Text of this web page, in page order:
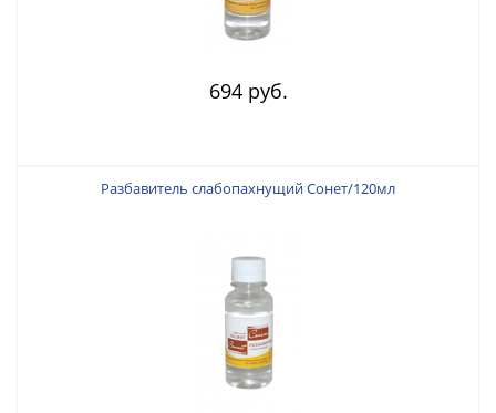
694 руб.
Разбавитель слабопахнущий Сонет/120мл